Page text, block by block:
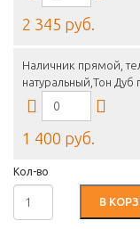
2 345 руб.
Наличник прямой,
натуральный,Тон
1 400 руб.
Кол-во
В